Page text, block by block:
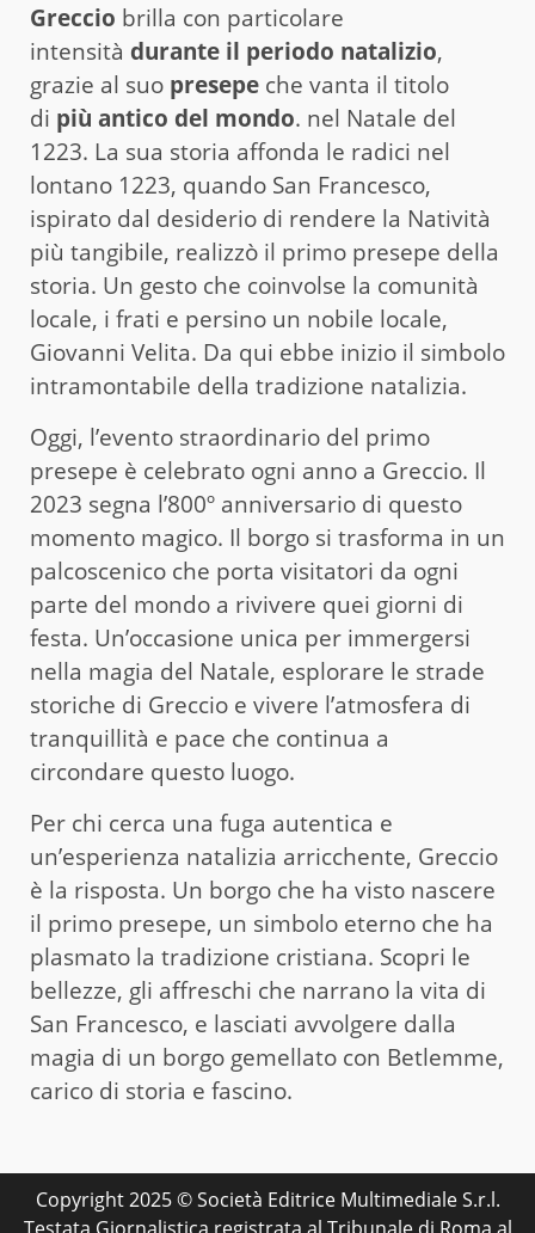
Greccio brilla con particolare
intensità durante il periodo natalizio,
grazie al suo presepe che vanta il titolo
di più antico del mondo. nel Natale del
1223. La sua storia affonda le radici nel
lontano 1223, quando San Francesco,
ispirato dal desiderio di rendere la Natività
più tangibile, realizzò il primo presepe della
storia. Un gesto che coinvolse la comunità
locale, i frati e persino un nobile locale,
Giovanni Velita. Da qui ebbe inizio il simbolo
intramontabile della tradizione natalizia.
Oggi, l’evento straordinario del primo
presepe è celebrato ogni anno a Greccio. Il
2023 segna l’800º anniversario di questo
momento magico. Il borgo si trasforma in un
palcoscenico che porta visitatori da ogni
parte del mondo a rivivere quei giorni di
festa. Un’occasione unica per immergersi
nella magia del Natale, esplorare le strade
storiche di Greccio e vivere l’atmosfera di
tranquillità e pace che continua a
circondare questo luogo.
Per chi cerca una fuga autentica e
un’esperienza natalizia arricchente, Greccio
è la risposta. Un borgo che ha visto nascere
il primo presepe, un simbolo eterno che ha
plasmato la tradizione cristiana. Scopri le
bellezze, gli affreschi che narrano la vita di
San Francesco, e lasciati avvolgere dalla
magia di un borgo gemellato con Betlemme,
carico di storia e fascino.
Copyright 2025 © Società Editrice Multimediale S.r.l.